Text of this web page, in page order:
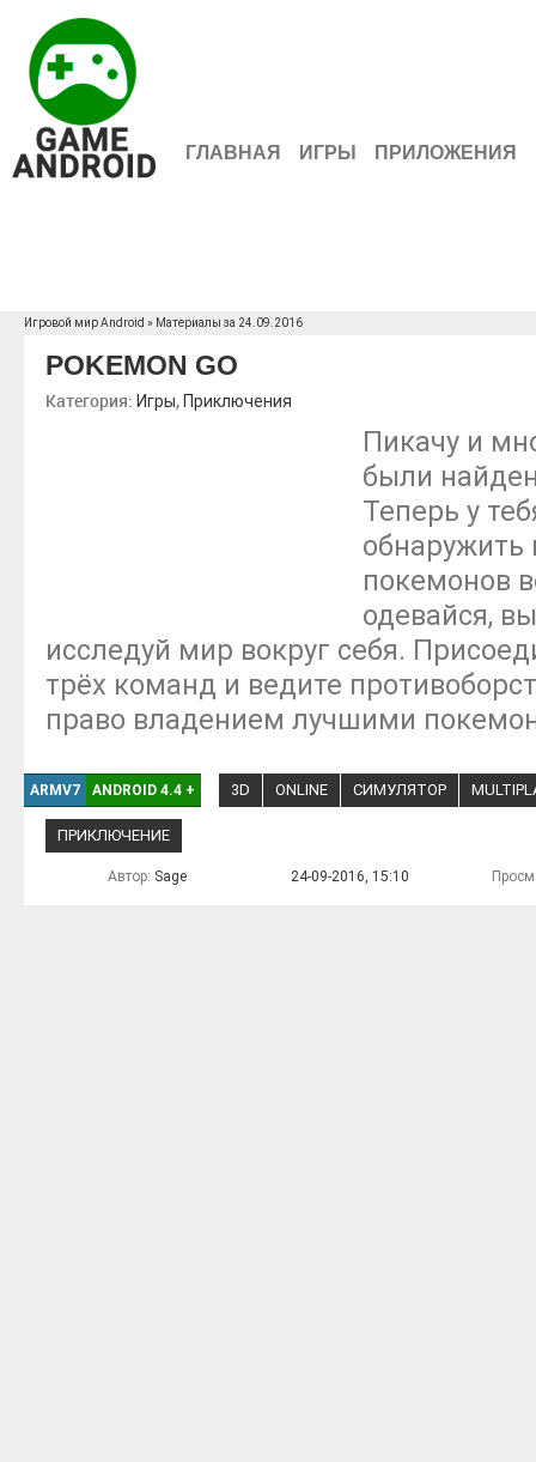
ГЛАВНАЯ ИГРЫ ПРИЛОЖЕНИЯ
Игровой мир Android » Материалы за 24.09.2016
POKEMON GO
Категория: Игры, Приключения
Пикачу и
были
Теперь у
обнаружить
покемонов
одевайся,
исследуй мир вокруг себя.
трёх команд и ведите
право владением лучшими
ARMV7 ANDROID 4.4 + 3D ONLINE СИМУЛЯТОР
ПРИКЛЮЧЕНИЕ
Автор: Sage 24-09-2016, 15:10